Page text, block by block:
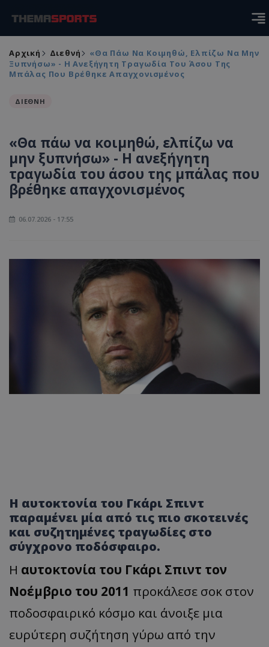
Αρχική Διεθνή
«Θα Πάω Να Κοιμηθώ, Ελπίζω Να Μην
Ξυπνήσω» - Η Ανεξήγητη Τραγωδία Του Άσου Της
Μπάλας Που Βρέθηκε Απαγχονισμένος
ΔΙΕΘΝΗ
«Θα πάω να κοιμηθώ, ελπίζω να
μην ξυπνήσω» - Η ανεξήγητη
τραγωδία του άσου της μπάλας που
βρέθηκε απαγχονισμένος
06.07.2026 - 17:55
Η αυτοκτονία του Γκάρι Σπιντ
παραμένει μία από τις πιο σκοτεινές
και συζητημένες τραγωδίες στο
σύγχρονο ποδόσφαιρο.
Η αυτοκτονία του Γκάρι Σπιντ τον
Νοέμβριο του 2011 προκάλεσε σοκ στον
ποδοσφαιρικό κόσμο και άνοιξε μια
ευρύτερη συζήτηση γύρω από την